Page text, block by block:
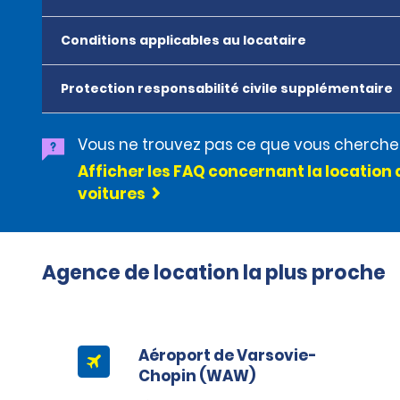
Conditions applicables au locataire
Protection responsabilité civile supplémentaire
Vous ne trouvez pas ce que vous
Afficher les FAQ concernant la location
voitures
Agence de location la plus proche
Aéroport de Varsovie-
Chopin (WAW)